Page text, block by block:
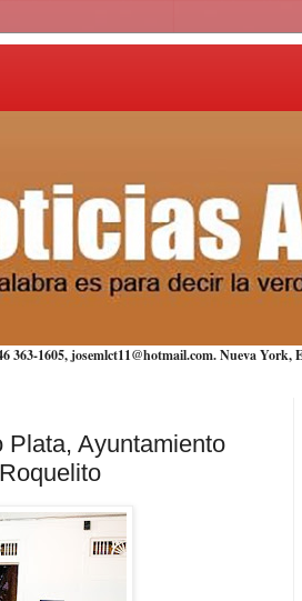
363-1605, josemlct11@hotmail.com. Nueva York,
Plata, Ayuntamiento